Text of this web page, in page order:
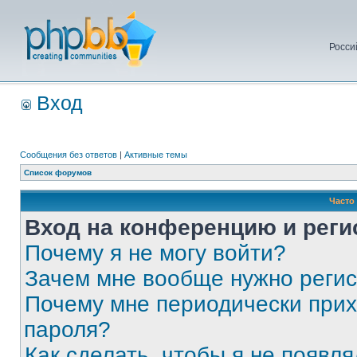
Вход
Сообщения без ответов | Активные темы
Список форумов
Вход на конференцию и
Почему я не могу войти?
Зачем мне вообще нужно
Почему мне периодически
пароля?